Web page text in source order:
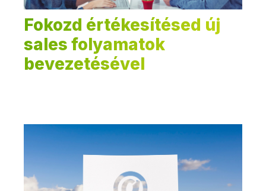
Fokozd értékesítésed új
sales folyamatok
bevezetésével